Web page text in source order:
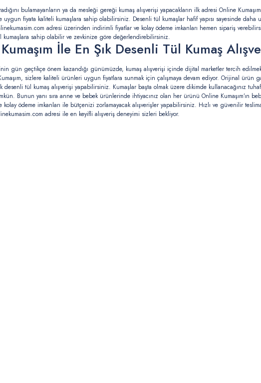
bulamayanların ya da mesleği gereği kumaş alışverişi yapacakların ilk adresi Online
uygun fiyata kaliteli kumaşlara sahip olabilirsiniz. Desenli tül kumaşlar hafif yapısı sayesinde
adresi üzerinden indirimli fiyatlar ve kolay ödeme imkanları hemen sipariş
sahip olabilir ve zevkinize göre değerlendirebilirsiniz.
İle En Şık Desenli Tül Kumaş
gün geçtikçe önem kazandığı günümüzde, kumaş alışverişi içinde dijital marketler tercih
sizlere kaliteli ürünleri uygun fiyatlara sunmak için çalışmaya devam ediyor. Orijinal
desenli tül kumaş alışverişi yapabilirsiniz. Kumaşlar başta olmak üzere dikimde kullanacağınız
Bunun yanı sıra anne ve bebek ürünlerinde ihtiyacınız olan her ürünü Online Kumaşım’ın
kolay ödeme imkanları ile bütçenizi zorlamayacak alışverişler yapabilirsiniz. Hızlı ve güvenilir
adresi ile en keyifli alışveriş deneyimi sizleri bekliyor.